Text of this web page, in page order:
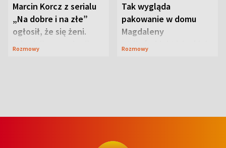
Marcin Korcz z serialu
„Na dobre i na złe”
ogłosił, że się żeni.
Zdradził, co zmienił
Rozmowy
Tak wygląda
pakowanie w domu
Magdaleny
Waligórskiej-Lisieckiej.
Rozmowy